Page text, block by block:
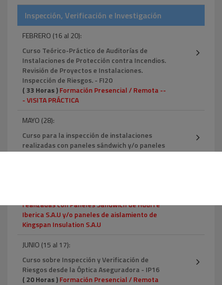
Inspección, Verificación e Investigación
FEBRERO (16 al 20):
Curso Teórico-Práctico de Auditorías de
Instalaciones de Protección contra Incendios.
Revisión de Proyectos e Instalaciones.
Inspección de Riesgos. - FI20
( 33 Horas )Formación Presencial / Remota --
- VISITA PRÁCTICA
MAYO (28):
Curso para la inspección de instalaciones
realizadas con paneles sándwich y/o paneles
de aislamiento de HUURRE IBERICA Y
realizadas con Paneles Sándwich de Huurre
Iberica S.A.U y/o paneles de aislamiento de
Kingspan Insulation S.A.U
JUNIO (15 al 17):
Curso sobre Inspección y Verificación de
Riesgos desde la Óptica Aseguradora - IP16
( 20 Horas )Formación Presencial / Remota